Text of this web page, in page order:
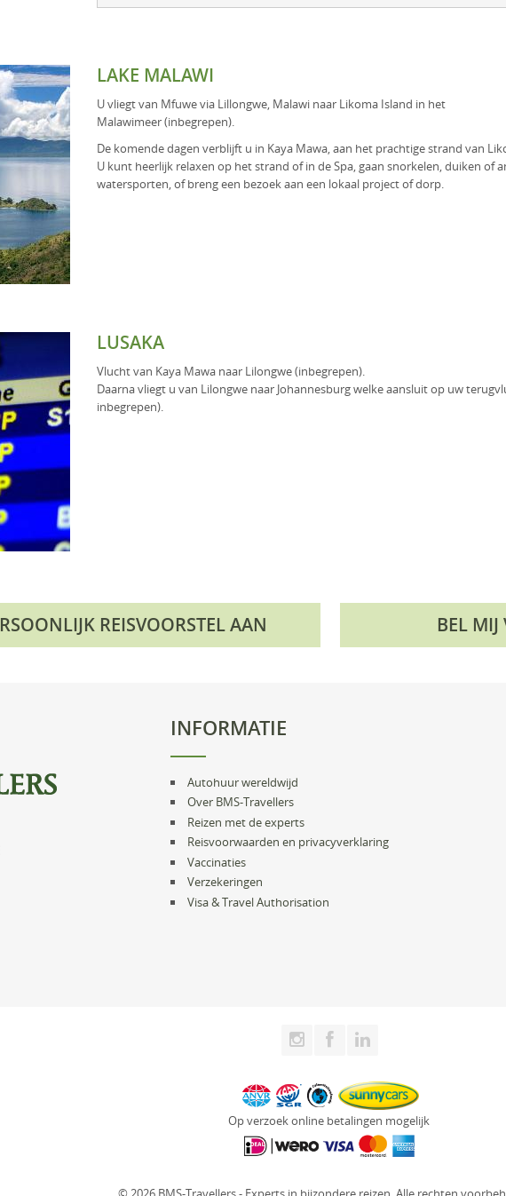
LAKE MALAWI
U vliegt van Mfuwe via Lillongwe, Malawi naar Likoma Island in het
Malawimeer (inbegrepen).
De komende dagen verblijft u in Kaya Mawa, aan het prachtige strand van
U kunt heerlijk relaxen op het strand of in de Spa, gaan snorkelen, duiken of
watersporten, of breng een bezoek aan een lokaal project of dorp.
LUSAKA
Vlucht van Kaya Mawa naar Lilongwe (inbegrepen).
Daarna vliegt u van Lilongwe naar Johannesburg welke aansluit op uw
inbegrepen).
REISVOORSTEL AAN BEL
INFORMATIE
Autohuur wereldwijd
Over BMS-Travellers
Reizen met de experts
Reisvoorwaarden en privacyverklaring
Vaccinaties
Verzekeringen
Visa & Travel Authorisation
Op verzoek online betalingen mogelijk